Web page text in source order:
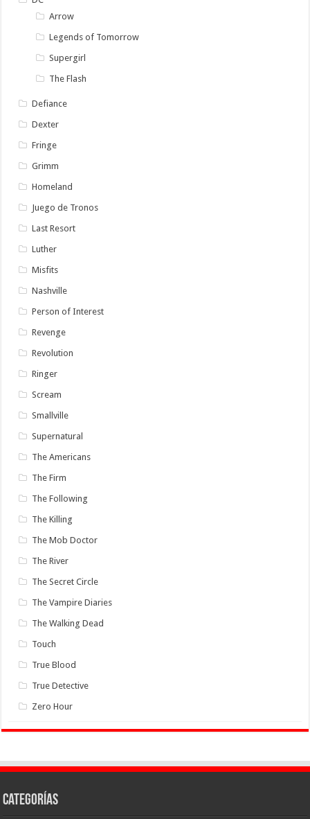
Arrow
Legends of Tomorrow
Supergirl
The Flash
Defiance
Dexter
Fringe
Grimm
Homeland
Juego de Tronos
Last Resort
Luther
Misfits
Nashville
Person of Interest
Revenge
Revolution
Ringer
Scream
Smallville
Supernatural
The Americans
The Firm
The Following
The Killing
The Mob Doctor
The River
The Secret Circle
The Vampire Diaries
The Walking Dead
Touch
True Blood
True Detective
Zero Hour
Categorías